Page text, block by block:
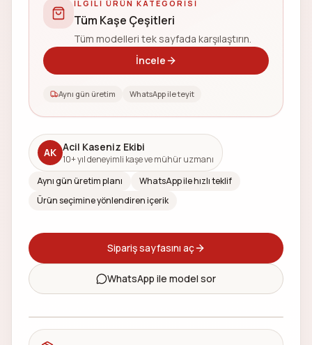
İLGILI ÜRÜN KATEGORISI
Tüm Kaşe Çeşitleri
Tüm modelleri tek sayfada karşılaştırın.
İncele
Aynı gün üretim WhatsApp ile teyit
AK Acil Kaseniz Ekibi
10+ yıl deneyimli kaşe ve mühür uzmanı
Aynı gün üretim planı
WhatsApp ile hızlı teklif
Ürün seçimine yönlendiren içerik
Sipariş sayfasını aç
WhatsApp ile model sor
250 TL'den başlayan modeller
İstanbul içi hızlı teslim